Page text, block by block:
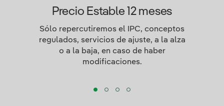
Precio Estable 12 meses
Sólo repercutiremos el IPC, conceptos
regulados, servicios de ajuste, a la alza
o a la baja, en caso de haber
modificaciones.